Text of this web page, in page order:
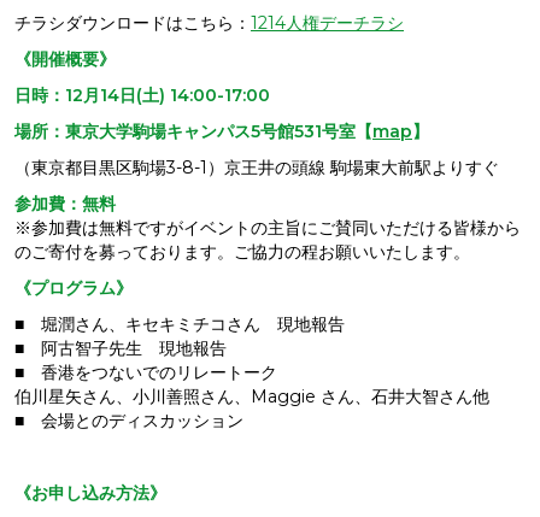
チラシダウンロードはこちら： 1214人権デーチラシ
《開催概要》
日時：12月14日(土) 14:00-17:00
場所：東京大学駒場キャンパス5号館531号室【map】
（東京都目黒区駒場3-8-1）京王井の頭線 駒場東大前駅よりすぐ
参加費：無料
※参加費は無料ですがイベントの主旨にご賛同いただける皆様から
のご寄付を募っております。ご協力の程お願いいたします。
《プログラム》
■ 堀潤さん、キセキミチコさん 現地報告
■ 阿古智子先生 現地報告
■ 香港をつないでのリレートーク
伯川星矢さん、小川善照さん、Maggie さん、石井大智さん他
■ 会場とのディスカッション
《お申し込み方法》